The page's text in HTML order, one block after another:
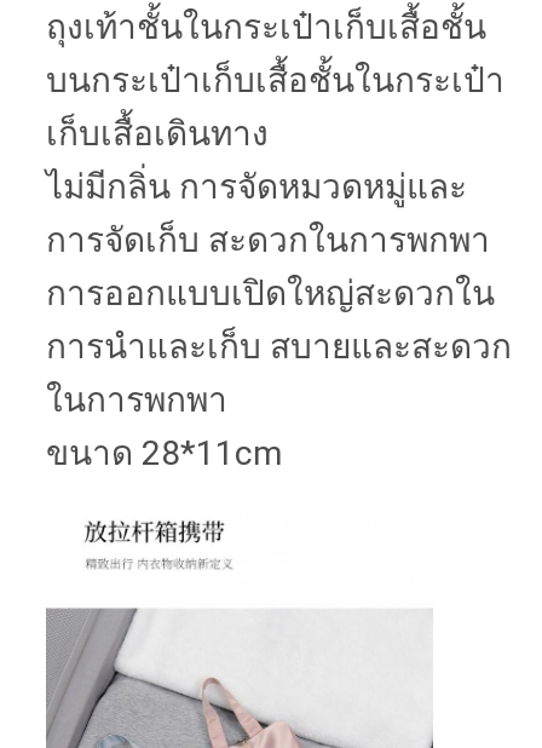
ถุงเท้าชั้นในกระเป๋าเก็บเสื้อชั้น
บนกระเป๋าเก็บเสื้อชั้นในกระเป๋า
เก็บเสื้อเดินทาง
ไม่มีกลิ่น การจัดหมวดหมู่และ
การจัดเก็บ สะดวกในการพกพา
การออกแบบเปิดใหญ่สะดวกใน
การนําและเก็บ สบายและสะดวก
ในการพกพา
ขนาด 28*11cm